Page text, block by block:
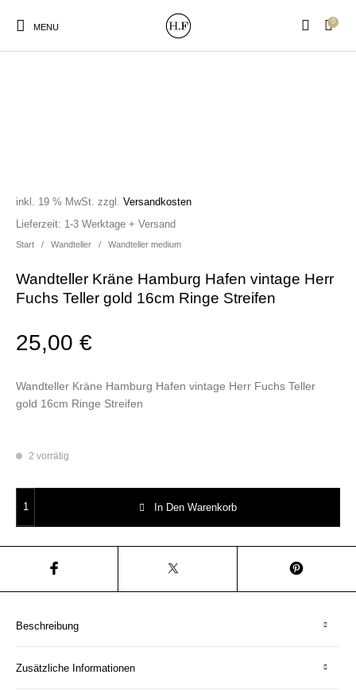
MENU
0
Gutscheine Kissen
Print:
Poster&Notizbücher
Strudia-Kampfkunst
für den Kopf
Taschen/Turnbeutel
Start / Wandteller / Wandteller medium
Wandteller Kräne Hamburg Hafen vintage Herr
Fuchs Teller gold 16cm Ringe Streifen
25,00€
inkl. 19 % MwSt. zzgl.Versandkosten
Wandteller Kräne Hamburg Hafen vintage Herr Fuchs Teller
gold 16cm Ringe Streifen
Lieferzeit: 1-3 Werktage + Versand
2 vorrätig
In Den Warenkorb
Beschreibung
Zusätzliche Informationen